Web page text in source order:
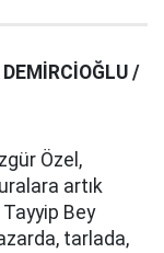
/
Özel,
artık
Bey
tarlada,